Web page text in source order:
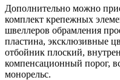
Дополнительно можно
комплект крепежных
швеллеров обрамления
пластина, эксклюзивные
отбойник плоский,
компенсационный порог,
монорельс.